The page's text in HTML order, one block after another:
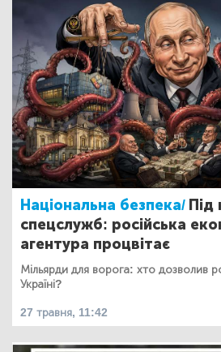
Національна безпека/ Під
спецслужб: російська
агентура процвітає
Мільярди для ворога: хто дозволив
Україні?
27 травня, 11:42